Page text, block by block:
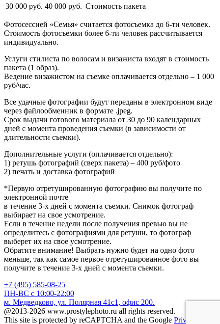
30 000 руб. 40 000 руб. Стоимость пакета
Фотосессией «Семья» считается фотосъемка до 6-ти человек.
Стоимость фотосъемки более 6-ти человек рассчитывается
индивидуально.
Услуги стилиста по волосам и визажиста входят в стоимость
пакета (1 образ).
Ведение визажистом на съемке оплачивается отдельно – 1 000
руб/час.
Все удачные фотографии будут переданы в электронном виде
через файлообменник в формате .jpeg.
Срок выдачи готового материала от 30 до 90 календарных
дней с момента проведения съемки (в зависимости от
длительности съемки).
Дополнительные услуги (оплачивается отдельно):
1) ретушь фотографий (сверх пакета) – 400 руб/фото
2) печать и доставка фотографий
*Первую отретушированную фотографию вы получите по
электронной почте
в течение 3-х дней с момента съемки. Снимок фотограф
выбирает на свое усмотрение.
Если в течение недели после получения превью вы не
определитесь с фотографиями для ретуши, то фотограф
выберет их на свое усмотрение.
Обратите внимание! Выбрать нужно будет на одно фото
меньше, так как самое первое отретушированное фото вы
получите в течение 3-х дней с момента съемки.
+7 (495) 585-08-25
ПН-ВС с 10:00-22:00
м. Медведково, ул. Полярная 41c1, офис 200.
@2013-2026 www.prostylephoto.ru all rights reserved.
This site is protected by reCAPTCHA and the Google Privacy